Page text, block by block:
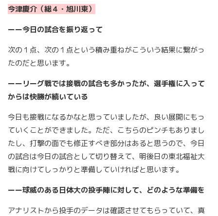
今津慶介（総４・旭川東）
ーー今日の試合を振り返って
次の１点、次の１点という積み重ねがこういう結果に繋がっ
たのだと思います。
ーーリーグ戦では接戦の試合も多かったが、選手権に入って
からは快勝が続いている
今日も接戦になるかなと思っていましたが、良い展開にもっ
ていくことができました。ただ、こちらのピンチもありまし
たし、打撃の面でも修正すべき部分はあると思うので、今日
の試合は今日の試合として切り替えて、明後日の東北福祉大
戦に向けてしっかりと準備していければと思います。
ーー球威のある日体大の投手陣に対して、どのような準備を
アナリストから投手のデータは確認させてもらっていて、真